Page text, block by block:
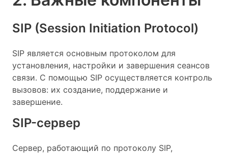
SIP (Session Initiation Protocol)
SIP является основным протоколом для
установления, настройки и завершения сеансов
связи. С помощью SIP осуществляется контроль
вызовов: их создание, поддержание и
завершение.
SIP-сервер
Сервер, работающий по протоколу SIP,